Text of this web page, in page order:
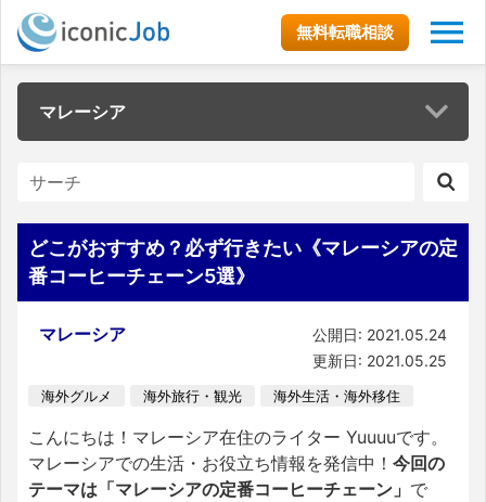
無料転職相談
マレーシア
どこがおすすめ？必ず行きたい《マレーシアの定
番コーヒーチェーン5選》
マレーシア
公開日: 2021.05.24
更新日: 2021.05.25
海外グルメ 海外旅行・観光 海外生活・海外移住
こんにちは！マレーシア在住のライター Yuuuuです。
マレーシアでの生活・お役立ち情報を発信中！ 今回の
テーマは「マレーシアの定番コーヒーチェーン」 で